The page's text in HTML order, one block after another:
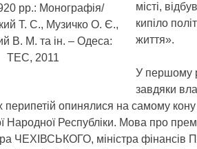
рр.: Монографія/
Т. С., Музичко О. Є.,
В. М. та ін. – Одеса:
ТЕС, 2011
місті,
кипіло
життя».
У першому
завдяки
перипетій опинялися на самому кону
Народної Республіки. Мова про
ЧЕХІВСЬКОГО, міністра фінансів